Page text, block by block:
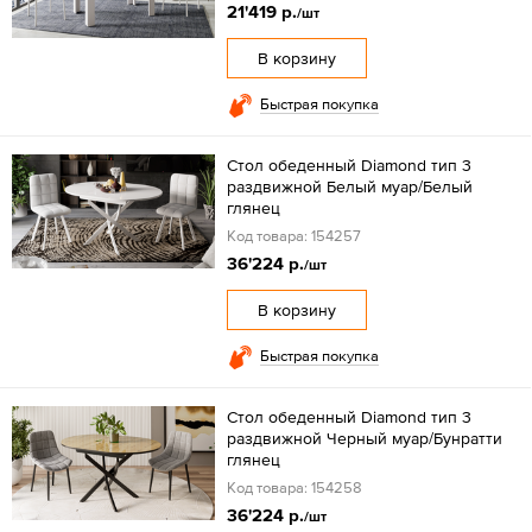
21'419 р./шт
В корзину
Быстрая покупка
Стол обеденный Diamond тип 3
раздвижной Белый муар/Белый
глянец
Код товара: 154257
36'224 р./шт
В корзину
Быстрая покупка
Стол обеденный Diamond тип 3
раздвижной Черный муар/Бунратти
глянец
Код товара: 154258
36'224 р./шт